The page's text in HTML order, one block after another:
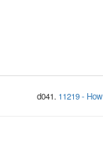
d041. 11219 -